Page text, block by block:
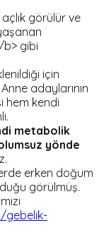
görülür ve
b> gibi
için
adaylarının
hem kendi
metabolik
yönde
erken doğum
görülmüş.
gebelik-